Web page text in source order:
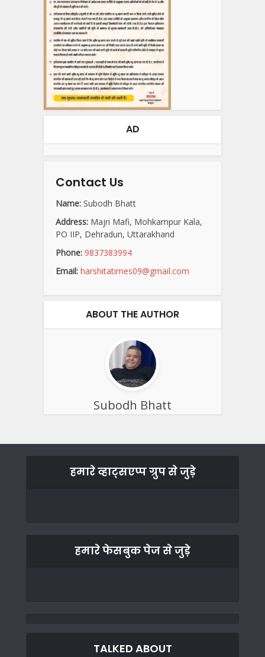
AD
Contact Us
Name: Subodh Bhatt
Address: Majri Mafi, Mohkampur Kala,
PO IIP, Dehradun, Uttarakhand
Phone: 9837383994
Email: harshitatimes09@gmail.com
ABOUT THE AUTHOR
Subodh Bhatt
हमारे व्हाट्सएप्प ग्रुप से जुड़े
हमारे फेसबुक पेज से जुड़े
TALKED ABOUT